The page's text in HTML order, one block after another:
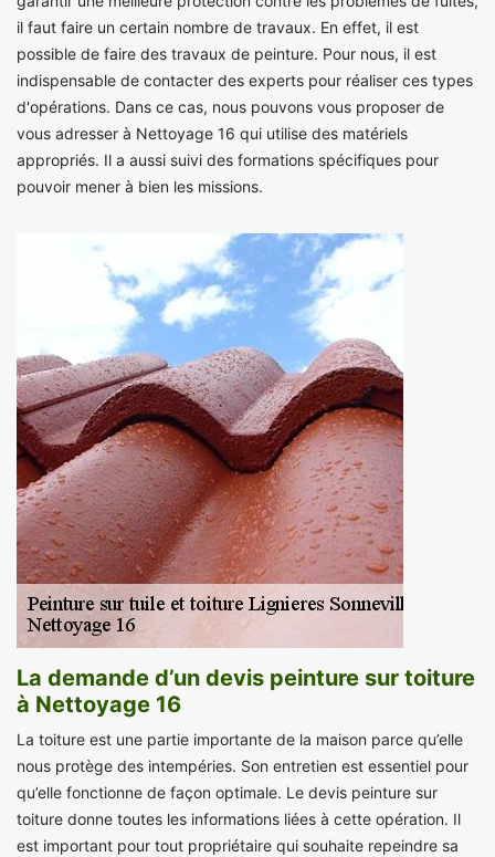
il faut faire un certain nombre de travaux. En effet, il est
possible de faire des travaux de peinture. Pour nous, il est
indispensable de contacter des experts pour réaliser ces types
d'opérations. Dans ce cas, nous pouvons vous proposer de
vous adresser à Nettoyage 16 qui utilise des matériels
appropriés. Il a aussi suivi des formations spécifiques pour
pouvoir mener à bien les missions.
La demande d’un devis peinture sur toiture
à Nettoyage 16
La toiture est une partie importante de la maison parce qu’elle
nous protège des intempéries. Son entretien est essentiel pour
qu’elle fonctionne de façon optimale. Le devis peinture sur
toiture donne toutes les informations liées à cette opération. Il
est important pour tout propriétaire qui souhaite repeindre sa